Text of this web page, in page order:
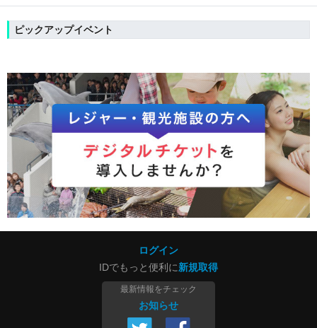
ピックアップイベント
ログイン
IDでもっと便利に新規取得
最新情報をチェック
お知らせ